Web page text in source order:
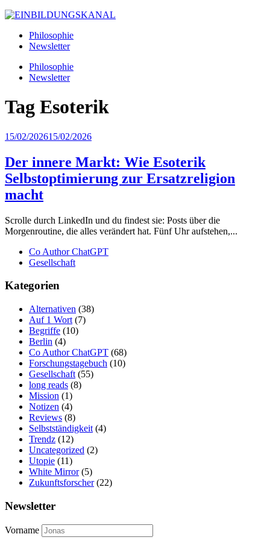
Philosophie
Newsletter
Philosophie
Newsletter
Tag Esoterik
15/02/202615/02/2026
Der innere Markt: Wie Esoterik
Selbstoptimierung zur Ersatzreligion
macht
Scrolle durch LinkedIn und du findest sie: Posts über die
Morgenroutine, die alles verändert hat. Fünf Uhr aufstehen,...
Co Author ChatGPT
Gesellschaft
Kategorien
Alternativen (38)
Auf 1 Wort (7)
Begriffe (10)
Berlin (4)
Co Author ChatGPT (68)
Forschungstagebuch (10)
Gesellschaft (55)
long reads (8)
Mission (1)
Notizen (4)
Reviews (8)
Selbstständigkeit (4)
Trendz (12)
Uncategorized (2)
Utopie (11)
White Mirror(5)
Zukunftsforscher(22)
Newsletter
Vorname